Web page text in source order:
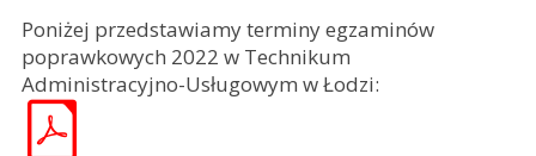
Poniżej przedstawiamy terminy egzaminów
poprawkowych 2022 w Technikum
Administracyjno-Usługowym w Łodzi: